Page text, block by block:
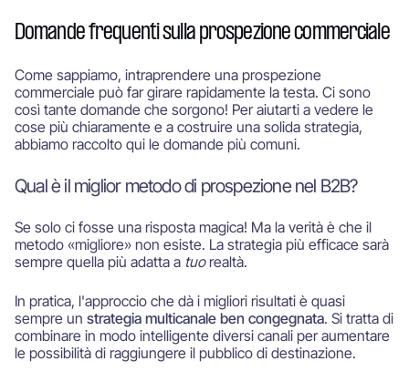
Domande frequenti sulla prospezione commerciale
Come sappiamo, intraprendere una prospezione
commerciale può far girare rapidamente la testa. Ci sono
così tante domande che sorgono! Per aiutarti a vedere le
cose più chiaramente e a costruire una solida strategia,
abbiamo raccolto qui le domande più comuni.
Qual è il miglior metodo di prospezione nel B2B?
Se solo ci fosse una risposta magica! Ma la verità è che il
metodo «migliore» non esiste. La strategia più efficace sarà
sempre quella più adatta a tuorealtà.
In pratica, l'approccio che dà i migliori risultati è quasi
sempre un strategia multicanale ben congegnata. Si tratta di
combinare in modo intelligente diversi canali per aumentare
le possibilità di raggiungere il pubblico di destinazione.